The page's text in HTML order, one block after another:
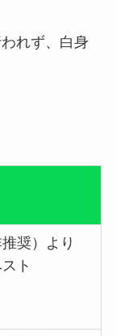
れず、白身
奨）より
ト